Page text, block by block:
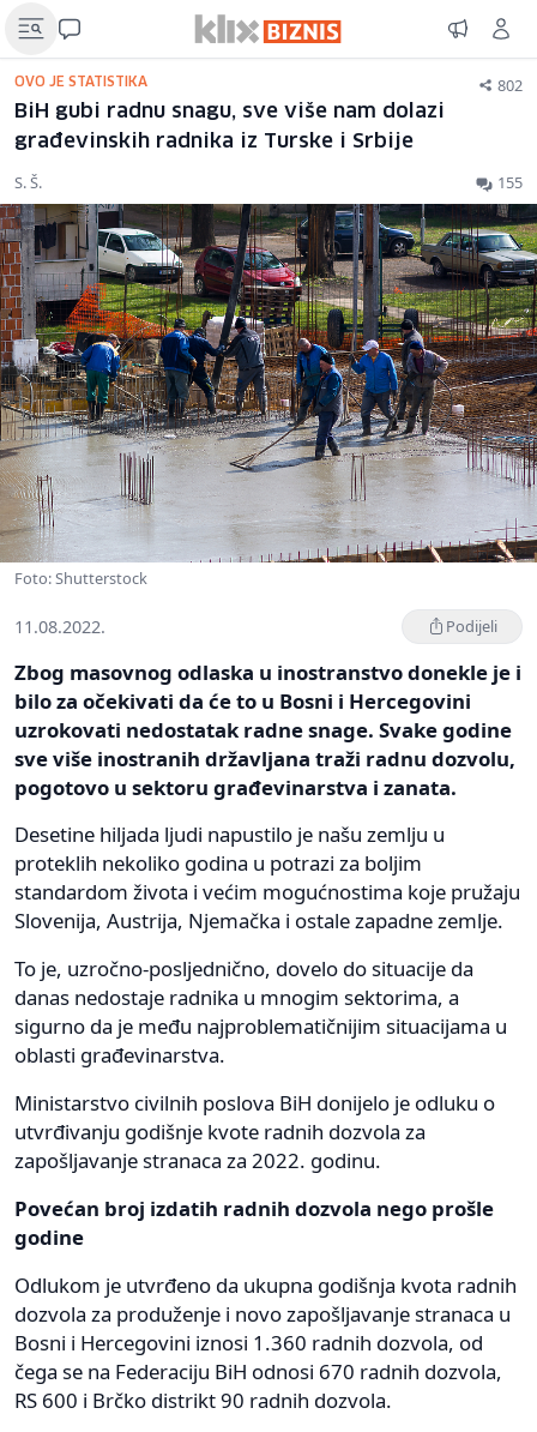
OVO JE STATISTIKA 802
BiH gubi radnu snagu, sve više nam dolazi
građevinskih radnika iz Turske i Srbije
S. Š. 155
Foto: Shutterstock
11.08.2022. Podijeli
Zbog masovnog odlaska u inostranstvo donekle je i
bilo za očekivati da će to u Bosni i Hercegovini
uzrokovati nedostatak radne snage. Svake godine
sve više inostranih državljana traži radnu dozvolu,
pogotovo u sektoru građevinarstva i zanata.
Desetine hiljada ljudi napustilo je našu zemlju u
proteklih nekoliko godina u potrazi za boljim
standardom života i većim mogućnostima koje pružaju
Slovenija, Austrija, Njemačka i ostale zapadne zemlje.
To je, uzročno-posljednično, dovelo do situacije da
danas nedostaje radnika u mnogim sektorima, a
sigurno da je među najproblematičnijim situacijama u
oblasti građevinarstva.
Ministarstvo civilnih poslova BiH donijelo je odluku o
utvrđivanju godišnje kvote radnih dozvola za
zapošljavanje stranaca za 2022. godinu.
Povećan broj izdatih radnih dozvola nego prošle
godine
Odlukom je utvrđeno da ukupna godišnja kvota radnih
dozvola za produženje i novo zapošljavanje stranaca u
Bosni i Hercegovini iznosi 1.360 radnih dozvola, od
čega se na Federaciju BiH odnosi 670 radnih dozvola,
RS 600 i Brčko distrikt 90 radnih dozvola.